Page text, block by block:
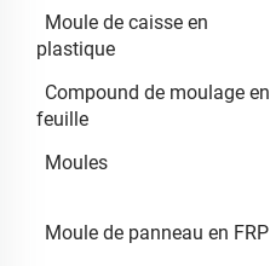
Moule de caisse en
plastique
Compound de moulage en
feuille
Moules
Moule de panneau en FRP